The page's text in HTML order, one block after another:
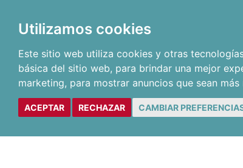
Utilizamos cookies
Este sitio web utiliza cookies y otras
básica del sitio web, para brindar una mejor
marketing, para mostrar anuncios que sean
ACEPTAR RECHAZAR CAMBIAR